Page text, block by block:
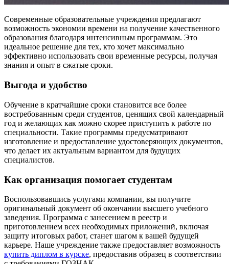
Современные образовательные учреждения предлагают
возможность экономии времени на получение качественного
образования благодаря интенсивным программам. Это
идеальное решение для тех, кто хочет максимально
эффективно использовать свои временные ресурсы, получая
знания и опыт в сжатые сроки.
Выгода и удобство
Обучение в кратчайшие сроки становится все более
востребованным среди студентов, ценящих свой календарный
год и желающих как можно скорее приступить к работе по
специальности. Такие программы предусматривают
изготовление и предоставление удостоверяющих документов,
что делает их актуальным вариантом для будущих
специалистов.
Как организация помогает студентам
Воспользовавшись услугами компании, вы получите
оригинальный документ об окончании высшего учебного
заведения. Программа с занесением в реестр и
приготовлением всех необходимых приложений, включая
защиту итоговых работ, станет шагом к вашей будущей
карьере. Наше учреждение также предоставляет возможность
купить диплом в курске, предоставив образец в соответствии